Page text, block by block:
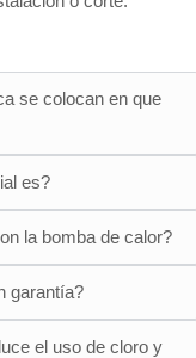
se colocan en que
es?
la bomba de calor?
garantía?
el uso de cloro y